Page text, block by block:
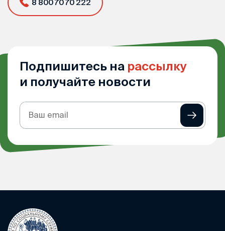
8 800 70 70 222
Подпишитесь на рассылку
и получайте новости
Подписка
на